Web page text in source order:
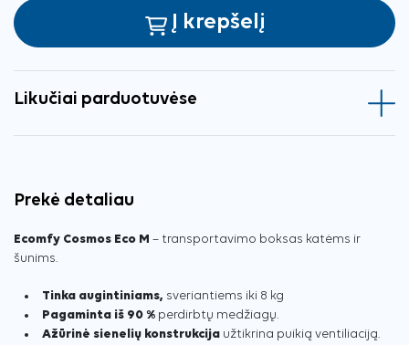
Į krepšelį
Likučiai parduotuvėse
Prekė detaliau
Ecomfy Cosmos Eco M – transportavimo boksas katėms ir
šunims.
Tinka augintiniams, sveriantiems iki 8 kg
Pagaminta iš 90 % perdirbtų medžiagų.
Ažūrinė sienelių konstrukcija užtikrina puikią ventiliaciją.